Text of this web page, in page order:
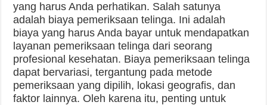
yang harus Anda perhatikan. Salah satunya
adalah biaya pemeriksaan telinga. Ini adalah
biaya yang harus Anda bayar untuk mendapatkan
layanan pemeriksaan telinga dari seorang
profesional kesehatan. Biaya pemeriksaan telinga
dapat bervariasi, tergantung pada metode
pemeriksaan yang dipilih, lokasi geografis, dan
faktor lainnya. Oleh karena itu, penting untuk